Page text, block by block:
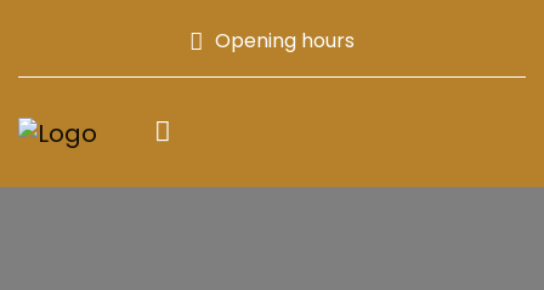
Opening hours